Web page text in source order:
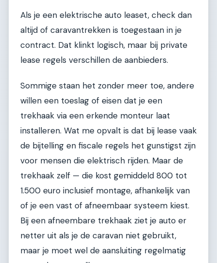
Als je een elektrische auto leaset, check dan
altijd of caravantrekken is toegestaan in je
contract. Dat klinkt logisch, maar bij private
lease regels verschillen de aanbieders.
Sommige staan het zonder meer toe, andere
willen een toeslag of eisen dat je een
trekhaak via een erkende monteur laat
installeren. Wat me opvalt is dat bij lease vaak
de bijtelling en fiscale regels het gunstigst zijn
voor mensen die elektrisch rijden. Maar de
trekhaak zelf — die kost gemiddeld 800 tot
1.500 euro inclusief montage, afhankelijk van
of je een vast of afneembaar systeem kiest.
Bij een afneembare trekhaak ziet je auto er
netter uit als je de caravan niet gebruikt,
maar je moet wel de aansluiting regelmatig